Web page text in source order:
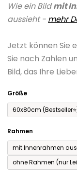
Wie ein Bildmit
aussieht - mehr
Jetzt können Sie
Sie nach Zahlen
Bild, das Ihre
Größe
60x80cm
Rahmen
mit Innenrahmen
ohne Rahmen (nur
ist
von
5
Sternen.